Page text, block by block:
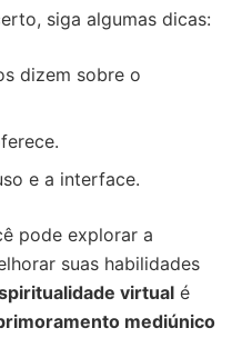
siga algumas dicas:
dizem sobre o
e a interface.
pode explorar a
suas habilidades
virtual é
mediúnico